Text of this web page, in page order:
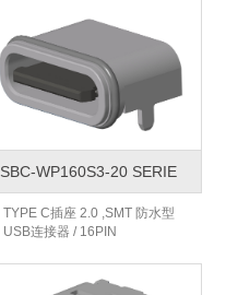
SBC-WP160S3-20 SERIE
TYPE C插座 2.0 ,SMT 防水型
USB连接器 / 16PIN